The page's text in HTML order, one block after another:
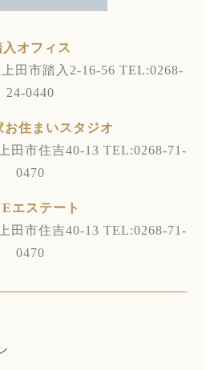
入オフィス
田市踏入2-16-56 TEL:0268-
24-0440
お住まいスタジオ
田市住吉40-13 TEL:0268-71-
0470
エステート
田市住吉40-13 TEL:0268-71-
0470